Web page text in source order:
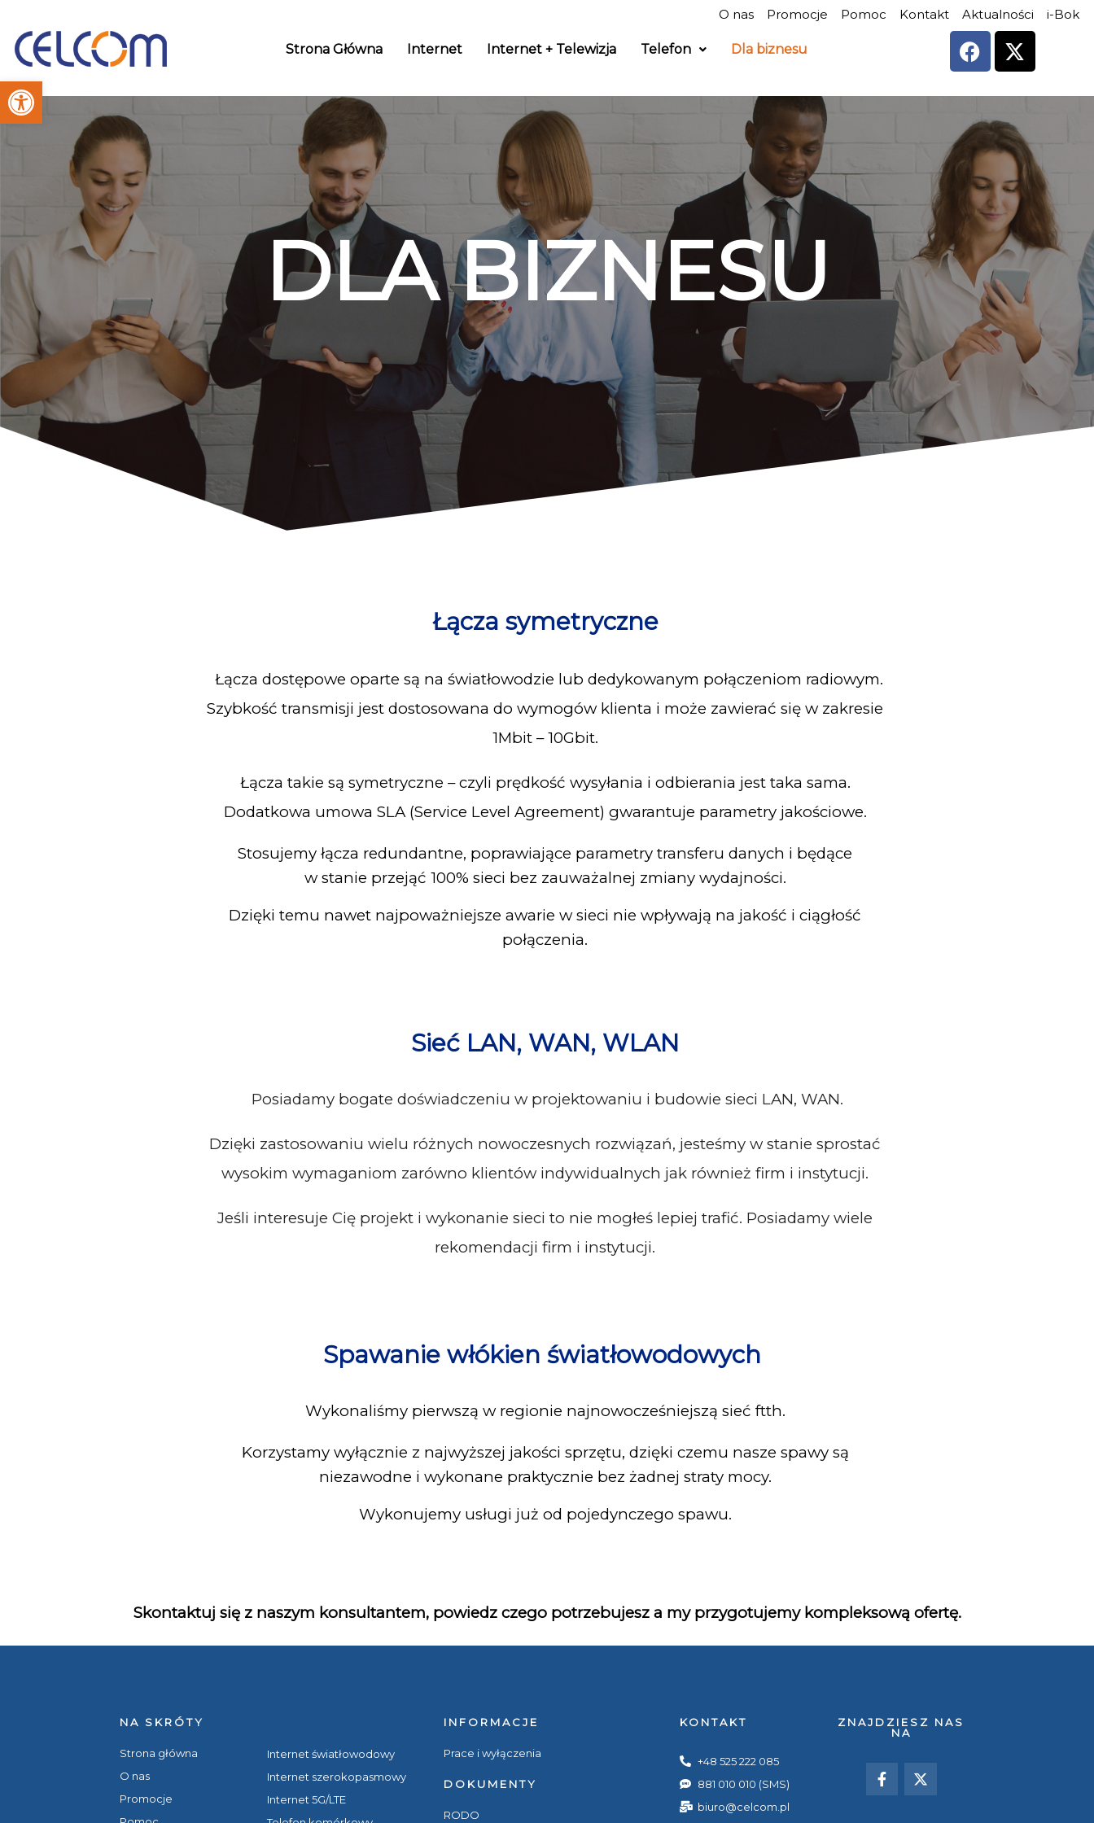
O nas Promocje Pomoc Kontakt Aktualności i-Bok
Strona Główna Internet Internet + Telewizja Telefon Dla biznesu
DLA BIZNESU
Łącza symetryczne
Łącza dostępowe oparte są na światłowodzie lub dedykowanym połączeniom radiowym.
Szybkość transmisji jest dostosowana do wymogów klienta i może zawierać się w zakresie
1Mbit – 10Gbit.
Łącza takie są symetryczne – czyli prędkość wysyłania i odbierania jest taka sama.
Dodatkowa umowa SLA (Service Level Agreement) gwarantuje parametry jakościowe.
Stosujemy łącza redundantne, poprawiające parametry transferu danych i będące
w stanie przejąć 100% sieci bez zauważalnej zmiany wydajności.
Dzięki temu nawet najpoważniejsze awarie w sieci nie wpływają na jakość i ciągłość
połączenia.
Sieć LAN, WAN, WLAN
Posiadamy bogate doświadczeniu w projektowaniu i budowie sieci LAN, WAN.
Dzięki zastosowaniu wielu różnych nowoczesnych rozwiązań, jesteśmy w stanie sprostać
wysokim wymaganiom zarówno klientów indywidualnych jak również firm i instytucji.
Jeśli interesuje Cię projekt i wykonanie sieci to nie mogłeś lepiej trafić. Posiadamy wiele
rekomendacji firm i instytucji.
Spawanie włókien światłowodowych
Wykonaliśmy pierwszą w regionie najnowocześniejszą sieć ftth.
Korzystamy wyłącznie z najwyższej jakości sprzętu, dzięki czemu nasze spawy są
niezawodne i wykonane praktycznie bez żadnej straty mocy.
Wykonujemy usługi już od pojedynczego spawu.
Skontaktuj się z naszym konsultantem, powiedz czego potrzebujesz a my przygotujemy kompleksową ofertę.
NA SKRÓTY
Strona główna
O nas
Promocje
Internet światłowodowy
Internet szerokopasmowy
Internet 5G/LTE
INFORMACJE
Prace i wyłączenia
DOKUMENTY
RODO
KONTAKT
+48 525 222 085
881 010 010 (SMS)
biuro@celcom.pl
ZNAJDZIESZ NAS
NA
Otwórz pasek narzędzi